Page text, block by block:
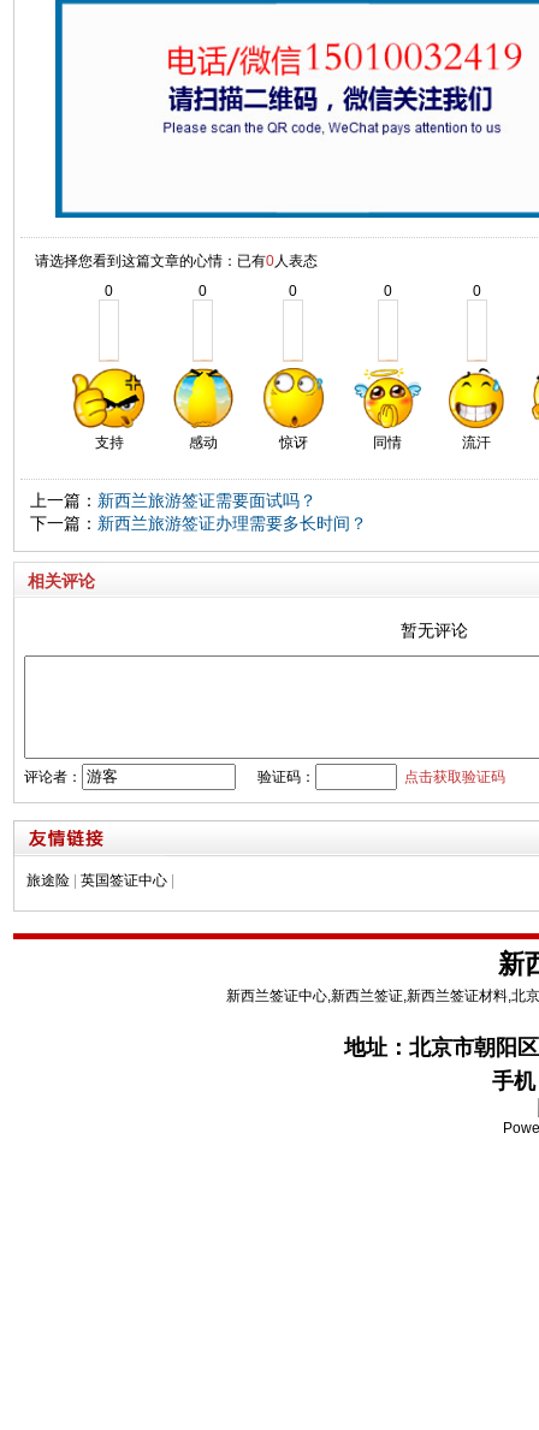
请选择您看到这篇文章的心情：已有0人表态
0
支持
0
感动
0
惊讶
0
同情
0
流汗
上一篇： 新西兰旅游签证需要面试吗？
下一篇： 新西兰旅游签证办理需要多长时间？
相关评论
暂无评论
评论者： 验证码： 点击获取验证码
旅途险 英国签证中心
新
新西兰签证中心,新西兰签证,新西兰签证材料,北
地址： 北京市朝阳
手